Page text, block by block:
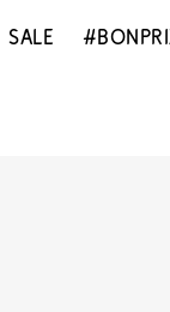
SALE